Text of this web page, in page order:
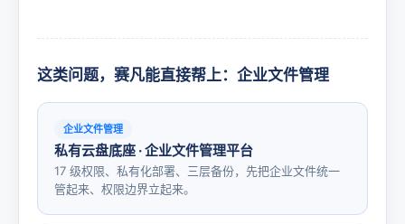
这类问题，赛凡能直接帮上：企业文件管理
企业文件管理
私有云盘底座 · 企业文件管理平台
17 级权限、私有化部署、三层备份，先把企业文件统一
管起来、权限边界立起来。